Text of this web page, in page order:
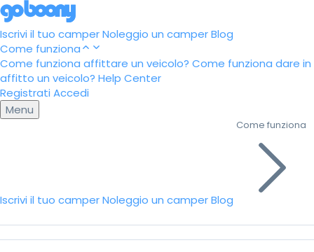
Iscrivi il tuo camperNoleggio un camperBlog
Come funziona
Come funziona affittare un veicolo? Come funziona dare in
affitto un veicolo? Help Center
Registrati Accedi
Menu
Iscrivi il tuo camperNoleggio un camperBlog
Come funziona